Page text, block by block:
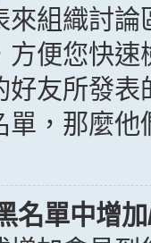
來組織討
便您快
好友所發
單，那麼
名單中增